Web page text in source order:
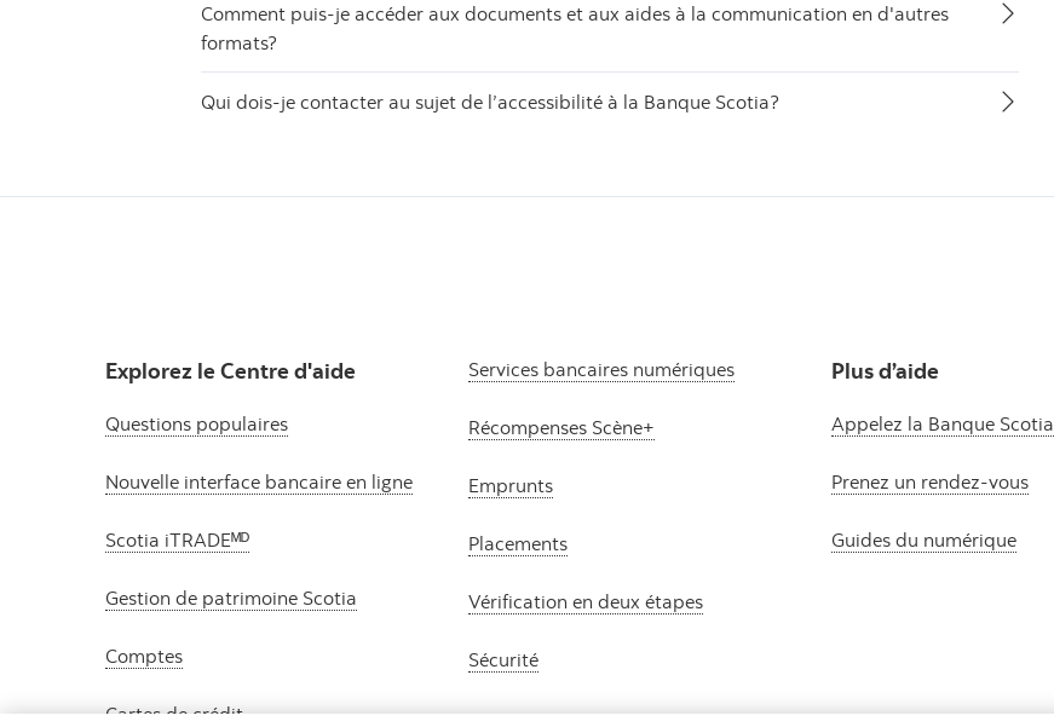
Comment puis-je accéder aux documents et aux aides à la communication en d'autres
formats?
Qui dois-je contacter au sujet de l’accessibilité à la Banque Scotia?
Explorez le Centre d'aide
Questions populaires
Nouvelle interface bancaire en ligne
Scotia iTRADEᴹᴰ
Gestion de patrimoine Scotia
Comptes
Cartes de crédit
Services bancaires numériques
Récompenses Scène+
Emprunts
Placements
Vérification en deux étapes
Sécurité
Plus d’aide
Appelez la Banque Scotia
Prenez un rendez-vous
Guides du numérique